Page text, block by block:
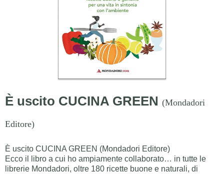
È uscito CUCINA GREEN (Mondadori
Editore)
È uscito CUCINA GREEN (Mondadori Editore)
Ecco il libro a cui ho ampiamente collaborato… in tutte le
librerie Mondadori, oltre 180 ricette buone e naturali, di